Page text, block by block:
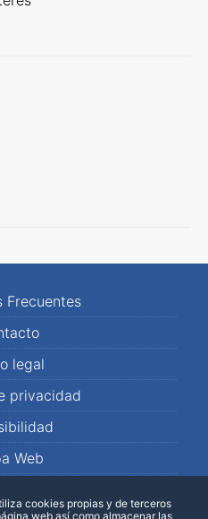
Frecuentes
legal
privacidad
Web
cookies propias y de terceros
web así como almacenar las